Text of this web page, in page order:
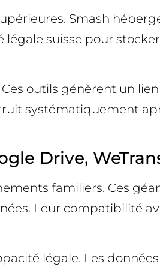
Smash
suisse pour
outils génèrent un
systématiquement
Drive,
familiers. Ces
Leur compatibilité
légale. Les